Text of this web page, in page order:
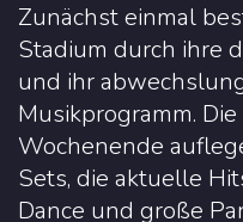
Zunächst einmal
Stadium durch ihre
und ihr
Musikprogramm. Die
Wochenende
Sets, die aktuelle
Dance und große